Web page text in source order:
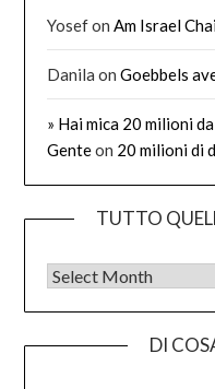
Yosefon Am Israel
Danila onGoebbels
» Hai mica 20 milioni
Genteon 20 milioni di
TUTTO
Tutto quello che ho
DI